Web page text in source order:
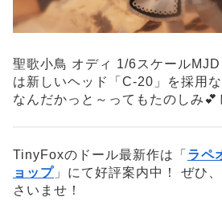
聖歌小鳥 オディ 1/6スケールMJD
は新しいヘッド「C-20」を採用
なんだかっと～ってもたのしみ
TinyFoxのドール最新作は「 ラペ
ョップ 」にて好評案内中！ ぜひ
さいませ！